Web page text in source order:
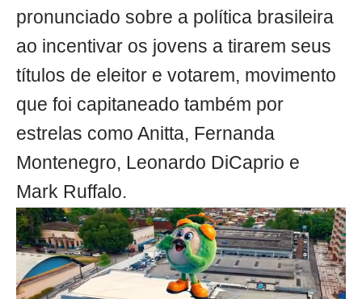
pronunciado sobre a política brasileira
ao incentivar os jovens a tirarem seus
títulos de eleitor e votarem, movimento
que foi capitaneado também por
estrelas como Anitta, Fernanda
Montenegro, Leonardo DiCaprio e
Mark Ruffalo.